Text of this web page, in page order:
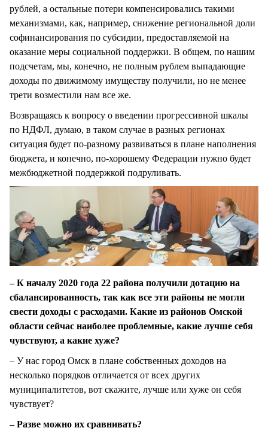
рублей, а остальные потери компенсировались такими
механизмами, как, например, снижение региональной доли
софинансирования по субсидии, предоставляемой на
оказание меры социальной поддержки. В общем, по нашим
подсчетам, мы, конечно, не полным рублем выпадающие
доходы по движимому имуществу получили, но не менее
трети возместили нам все же.
Возвращаясь к вопросу о введении прогрессивной шкалы
по НДФЛ, думаю, в таком случае в разных регионах
ситуация будет по-разному развиваться в плане наполнения
бюджета, и конечно, по-хорошему Федерации нужно будет
межбюджетной поддержкой подруливать.
– К началу 2020 года 22 района получили дотацию на
сбалансированность, так как все эти районы не могли
свести доходы с расходами. Какие из районов Омской
области сейчас наиболее проблемные, какие лучше себя
чувствуют, а какие хуже?
– У нас город Омск в плане собственных доходов на
несколько порядков отличается от всех других
муниципалитетов, вот скажите, лучше или хуже он себя
чувствует?
– Разве можно их сравнивать?